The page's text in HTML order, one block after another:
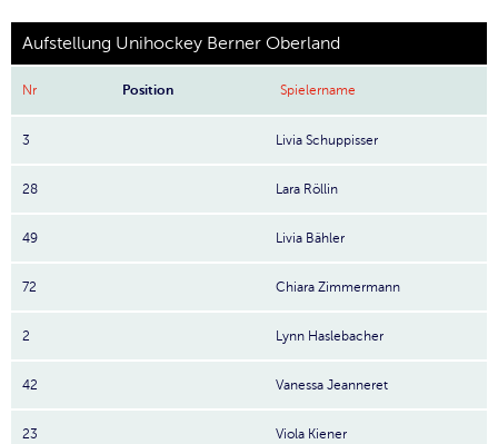
Aufstellung Unihockey Berner Oberland
Nr Position Spielername
3 Livia Schuppisser
28 Lara Röllin
49 Livia Bähler
72 Chiara Zimmermann
2 Lynn Haslebacher
42 Vanessa Jeanneret
23 Viola Kiener